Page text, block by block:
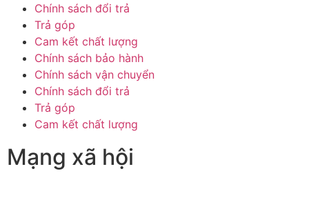
Chính sách đổi trả
Trả góp
Cam kết chất lượng
Chính sách bảo hành
Chính sách vận chuyển
Chính sách đổi trả
Trả góp
Cam kết chất lượng
Mạng xã hội